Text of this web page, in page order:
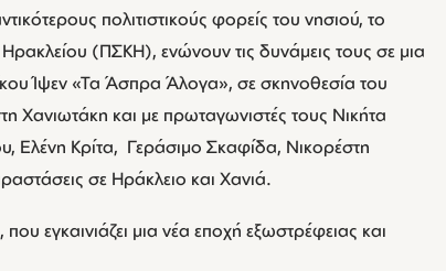
πολιτιστικούς φορείς του νησιού, το
(ΠΣΚΗ), ενώνουν τις δυνάμεις τους σε μια
Ίψεν «Τα Άσπρα Άλογα», σε σκηνοθεσία του
Χανιωτάκη και με πρωταγωνιστές τους Νικήτα
Ελένη Κρίτα, Γεράσιμο Σκαφίδα, Νικορέστη
σε Ηράκλειο και Χανιά.
εγκαινιάζει μια νέα εποχή εξωστρέφειας και